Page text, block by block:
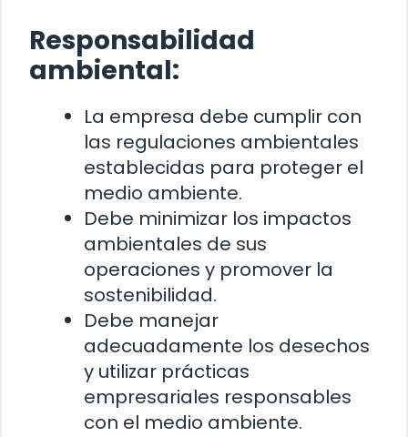
Responsabilidad
ambiental:
La empresa debe cumplir con
las regulaciones ambientales
establecidas para proteger el
medio ambiente.
Debe minimizar los impactos
ambientales de sus
operaciones y promover la
sostenibilidad.
Debe manejar
adecuadamente los desechos
y utilizar prácticas
empresariales responsables
con el medio ambiente.